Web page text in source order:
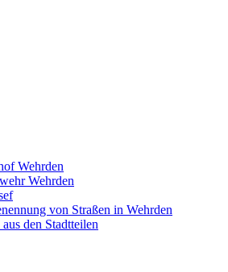
Wehrden
Wehrden
von Straßen in Wehrden
den Stadtteilen